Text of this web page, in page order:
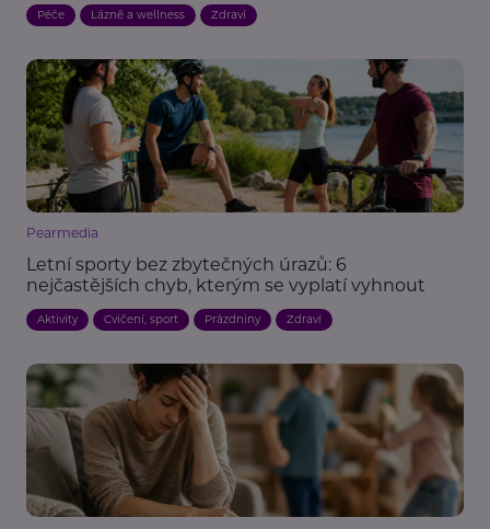
Péče Lázně a wellness Zdraví
Pearmedia
Letní sporty bez zbytečných úrazů: 6
nejčastějších chyb, kterým se vyplatí vyhnout
Aktivity Cvičení, sport Prázdniny Zdraví